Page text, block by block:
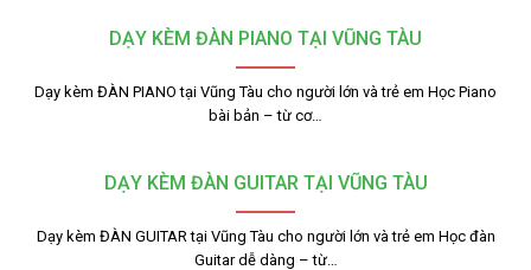
DẠY KÈM ĐÀN PIANO TẠI VŨNG TÀU
Dạy kèm ĐÀN PIANO tại Vũng Tàu cho người lớn và trẻ em Học Piano
bài bản – từ cơ…
DẠY KÈM ĐÀN GUITAR TẠI VŨNG TÀU
Dạy kèm ĐÀN GUITAR tại Vũng Tàu cho người lớn và trẻ em Học đàn
Guitar dễ dàng – từ…